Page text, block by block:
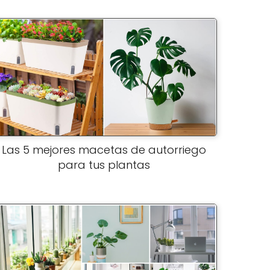
Las 5 mejores macetas de autorriego
para tus plantas